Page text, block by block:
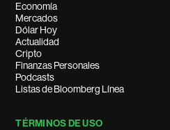
Economía
Mercados
Dólar Hoy
Actualidad
Cripto
Finanzas Personales
Podcasts
Listas de Bloomberg Línea
TÉRMINOS DE USO